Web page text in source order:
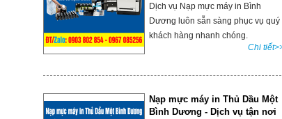
Dịch vụ Nạp mực máy in Bình
Dương luôn sẵn sàng phục vụ quý
khách hàng nhanh chóng.
Chi
Nạp mực máy in Thủ Dầu Một
Bình Dương - Dịch vụ tận nơi